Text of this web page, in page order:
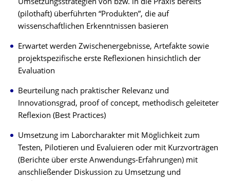
Umsetzungsstrategien von bzw. in die Praxis bereits
(pilothaft) überführten “Produkten”, die auf
wissenschaftlichen Erkenntnissen basieren
Erwartet werden Zwischenergebnisse, Artefakte sowie
projektspezifische erste Reflexionen hinsichtlich der
Evaluation
Beurteilung nach praktischer Relevanz und
Innovationsgrad, proof of concept, methodisch geleiteter
Reflexion (Best Practices)
Umsetzung im Laborcharakter mit Möglichkeit zum
Testen, Pilotieren und Evaluieren oder mit Kurzvorträgen
(Berichte über erste Anwendungs-Erfahrungen) mit
anschließender Diskussion zu Umsetzung und